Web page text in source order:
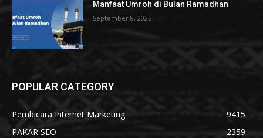
Manfaat Umroh di Bulan Ramadhan
September 8, 2025
POPULAR CATEGORY
Pembicara Internet Marketing
9415
PAKAR SEO
2359